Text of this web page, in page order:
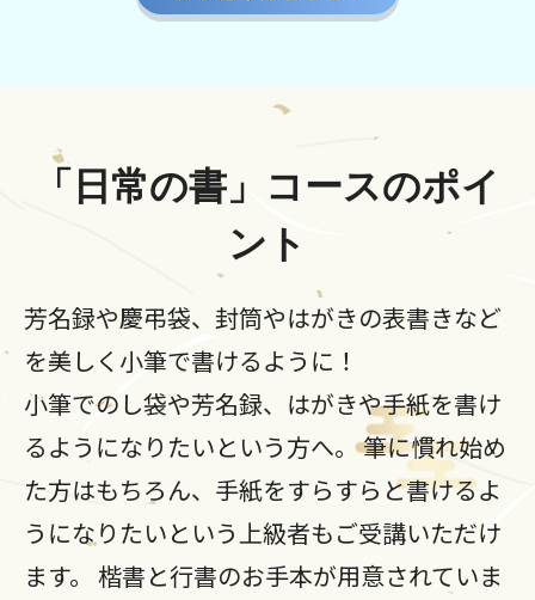
「日常の書」コースのポイ
ント
芳名録や慶弔袋、封筒やはがきの表書きなど
を美しく小筆で書けるように！
小筆でのし袋や芳名録、はがきや手紙を書け
るようになりたいという方へ。 筆に慣れ始め
た方はもちろん、手紙をすらすらと書けるよ
うになりたいという上級者もご受講いただけ
ます。 楷書と行書のお手本が用意されていま